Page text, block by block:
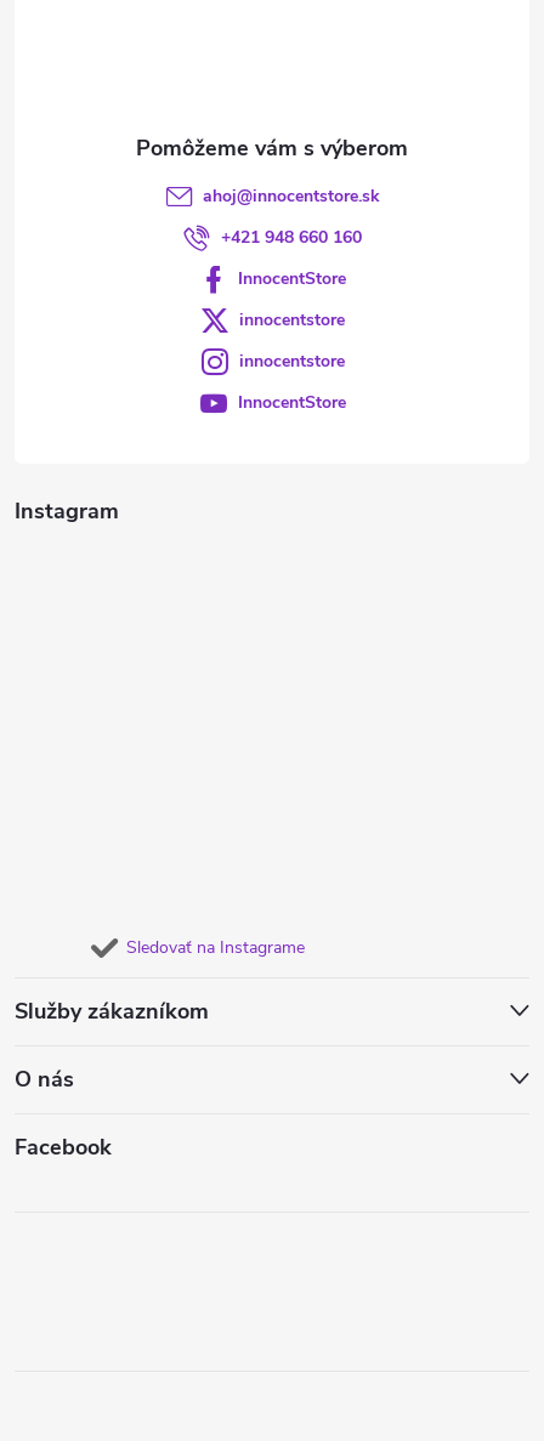
Instagram
Sledovať na Instagrame
Služby zákazníkom
O nás
Facebook
ahoj@innocentstore.sk
+421 948 660 160
InnocentStore
innocentstore
innocentstore
InnocentStore